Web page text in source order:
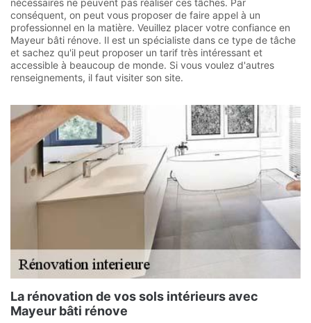
nécessaires ne peuvent pas réaliser ces tâches. Par
conséquent, on peut vous proposer de faire appel à un
professionnel en la matière. Veuillez placer votre confiance en
Mayeur bâti rénove. Il est un spécialiste dans ce type de tâche
et sachez qu'il peut proposer un tarif très intéressant et
accessible à beaucoup de monde. Si vous voulez d'autres
renseignements, il faut visiter son site.
La rénovation de vos sols intérieurs avec
Mayeur bâti rénove